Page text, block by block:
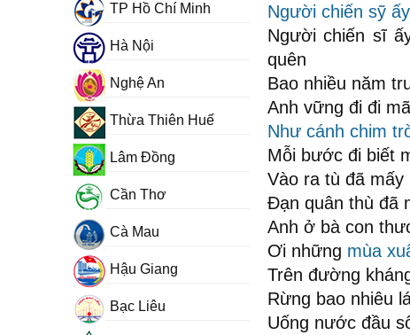
Người chiến sỹ ấy
Người chiến sĩ
quên
Bao nhiều năm
Anh vững đi đi
Như cánh chim
Mỗi bước đi biết
Vào ra tù đã mấy
Đạn quân thù đã
Anh ở bà con
Ơi những mùa
Trên đường
Rừng bao nhiêu
Uống nước đầu
TP Hồ Chí Minh
Hà Nội
Nghệ An
Thừa Thiên Huế
Lâm Đồng
Cần Thơ
Cà Mau
Hậu Giang
Bạc Liêu